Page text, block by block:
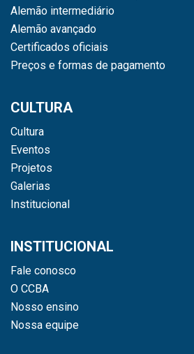
Alemão intermediário
Alemão avançado
Certificados oficiais
Preços e formas de pagamento
CULTURA
Cultura
Eventos
Projetos
Galerias
Institucional
INSTITUCIONAL
Fale conosco
O CCBA
Nosso ensino
Nossa equipe